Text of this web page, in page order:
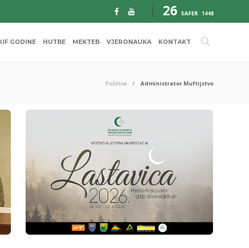
26 SAFER 1448
GODINE HUTBE MEKTEB VJERONAUKA KONTAKT
Početna Administrator Muftijstvo